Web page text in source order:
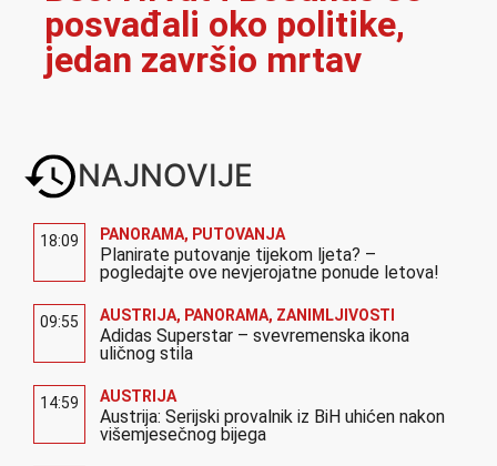
posvađali oko politike,
jedan završio mrtav
NAJNOVIJE
18:09 PANORAMA, PUTOVANJA
Planirate putovanje tijekom ljeta? –
pogledajte ove nevjerojatne ponude letova!
09:55 AUSTRIJA, PANORAMA, ZANIMLJIVOSTI
Adidas Superstar – svevremenska ikona
uličnog stila
14:59 AUSTRIJA
Austrija: Serijski provalnik iz BiH uhićen nakon
višemjesečnog bijega